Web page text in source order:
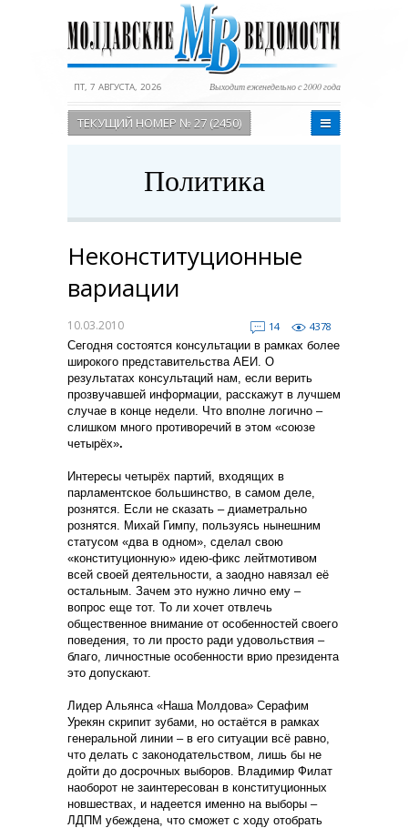
ПТ, 7 АВГУСТА, 2026 Выходит еженедельно с 2000 года
ТЕКУЩИЙ НОМЕР № 27 (2450)
Политика
Неконституционные
вариации
10.03.2010 14
4378
Сегодня состоятся консультации в рамках более
широкого представительства АЕИ. О
результатах консультаций нам, если верить
прозвучавшей информации, расскажут в лучшем
случае в конце недели. Что вполне логично –
слишком много противоречий в этом «союзе
четырёх».
Интересы четырёх партий, входящих в
парламентское большинство, в самом деле,
рознятся. Если не сказать – диаметрально
рознятся. Михай Гимпу, пользуясь нынешним
статусом «два в одном», сделал свою
«конституционную» идею-фикс лейтмотивом
всей своей деятельности, а заодно навязал её
остальным. Зачем это нужно лично ему –
вопрос еще тот. То ли хочет отвлечь
общественное внимание от особенностей своего
поведения, то ли просто ради удовольствия –
благо, личностные особенности врио президента
это допускают.
Лидер Альянса «Наша Молдова» Серафим
Урекян скрипит зубами, но остаётся в рамках
генеральной линии – в его ситуации всё равно,
что делать с законодательством, лишь бы не
дойти до досрочных выборов. Владимир Филат
наоборот не заинтересован в конституционных
новшествах, и надеется именно на выборы –
ЛДПМ убеждена, что сможет с ходу отобрать